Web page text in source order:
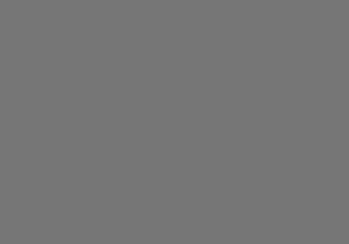
να ζήσουν την ουσία του νησιού σε σύντομο
μια νότα πολυτέλειας.